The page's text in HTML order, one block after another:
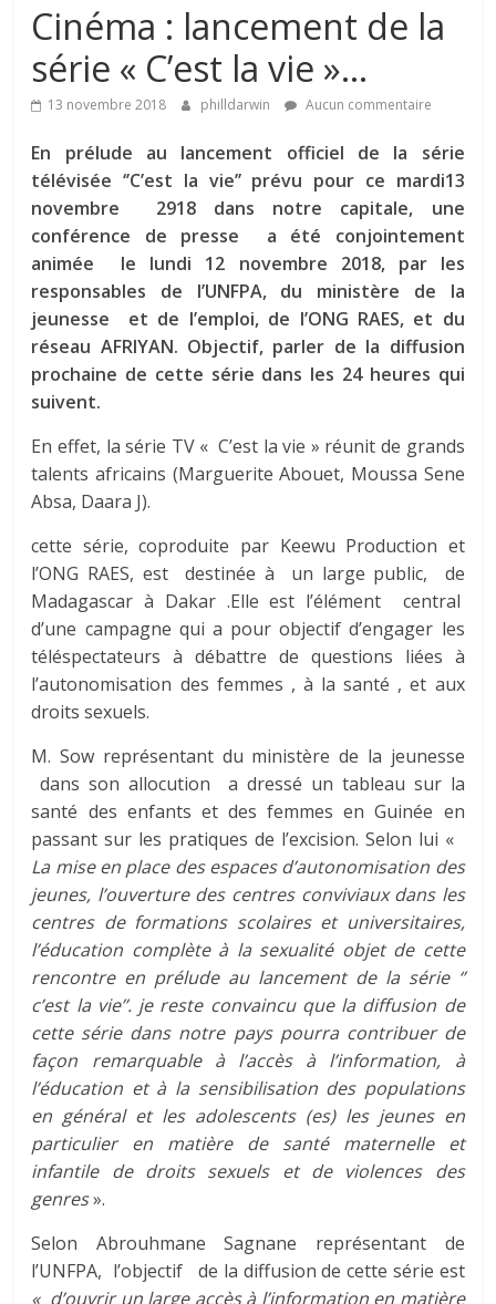
Cinéma : lancement de la
série « C’est la vie »…
13 novembre 2018 philldarwin Aucun commentaire
En prélude au lancement officiel de la série
télévisée ‘’C’est la vie’’ prévu pour ce mardi13
novembre 2918 dans notre capitale, une
conférence de presse a été conjointement
animée le lundi 12 novembre 2018, par les
responsables de l’UNFPA, du ministère de la
jeunesse et de l’emploi, de l’ONG RAES, et du
réseau AFRIYAN. Objectif, parler de la diffusion
prochaine de cette série dans les 24 heures qui
suivent.
En effet, la série TV « C’est la vie » réunit de grands
talents africains (Marguerite Abouet, Moussa Sene
Absa, Daara J).
cette série, coproduite par Keewu Production et
l’ONG RAES, est destinée à un large public, de
Madagascar à Dakar .Elle est l’élément central
d’une campagne qui a pour objectif d’engager les
téléspectateurs à débattre de questions liées à
l’autonomisation des femmes , à la santé , et aux
droits sexuels.
M. Sow représentant du ministère de la jeunesse
dans son allocution a dressé un tableau sur la
santé des enfants et des femmes en Guinée en
passant sur les pratiques de l’excision. Selon lui «
La mise en place des espaces d’autonomisation des
jeunes, l’ouverture des centres conviviaux dans les
centres de formations scolaires et universitaires,
l’éducation complète à la sexualité objet de cette
rencontre en prélude au lancement de la série ‘’
c’est la vie’’. je reste convaincu que la diffusion de
cette série dans notre pays pourra contribuer de
façon remarquable à l’accès à l’information, à
l’éducation et à la sensibilisation des populations
en général et les adolescents (es) les jeunes en
particulier en matière de santé maternelle et
infantile de droits sexuels et de violences des
genres».
Selon Abrouhmane Sagnane représentant de
l’UNFPA, l’objectif de la diffusion de cette série est
« d’ouvrir un large accès à l’information en matière